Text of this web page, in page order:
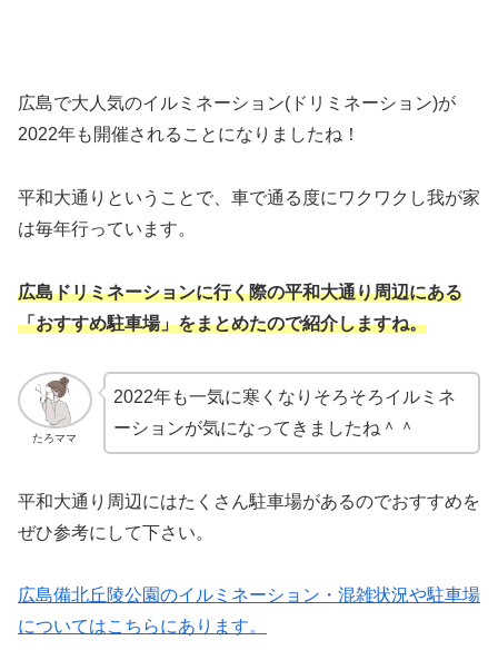
広島で大人気のイルミネーション(ドリミネーション)が
2022年も開催されることになりましたね！
平和大通りということで、車で通る度にワクワクし我が家
は毎年行っています。
広島ドリミネーションに行く際の平和大通り周辺にある
「おすすめ駐車場」をまとめたので紹介しますね。
たろママ
2022年も一気に寒くなりそろそろイルミネ
ーションが気になってきましたね＾＾
平和大通り周辺にはたくさん駐車場があるのでおすすめを
ぜひ参考にして下さい。
広島備北丘陵公園のイルミネーション・混雑状況や駐車場
についてはこちらにあります。